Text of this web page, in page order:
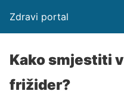
Zdravi portal
Kako smjestiti
frižider?